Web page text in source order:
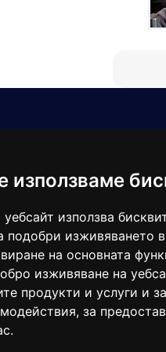
използваме
уебсайт използва
подобри изживяването
на основната
изживяване на
продукти и услуги и
, за
.
43